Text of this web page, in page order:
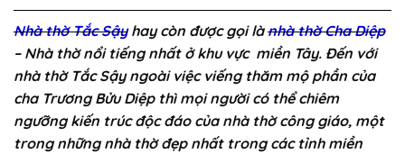
Nhà thờ Tắc Sậyhay còn được gọi lànhà thờ Cha Diệp
– Nhà thờ nổi tiếng nhất ở khu vực miền Tây. Đến với
nhà thờ Tắc Sậy ngoài việc viếng thăm mộ phần của
cha Trương Bửu Diệp thì mọi người có thể chiêm
ngưỡng kiến trúc độc đáo của nhà thờ công giáo, một
trong những nhà thờ đẹp nhất trong các tỉnh miền